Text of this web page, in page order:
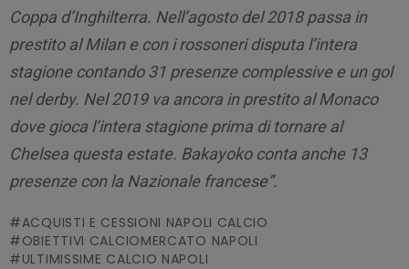
Coppa d’Inghilterra. Nell’agosto del 2018 passa in
prestito al Milan e con i rossoneri disputa l’intera
stagione contando 31 presenze complessive e un gol
nel derby. Nel 2019 va ancora in prestito al Monaco
dove gioca l’intera stagione prima di tornare al
Chelsea questa estate. Bakayoko conta anche 13
presenze con la Nazionale francese”.
ACQUISTI E CESSIONI NAPOLI CALCIO
OBIETTIVI CALCIOMERCATO NAPOLI
ULTIMISSIME CALCIO NAPOLI